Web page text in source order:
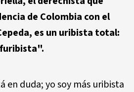
de Colombia con el
es un uribista total:
en duda; yo soy más uribista